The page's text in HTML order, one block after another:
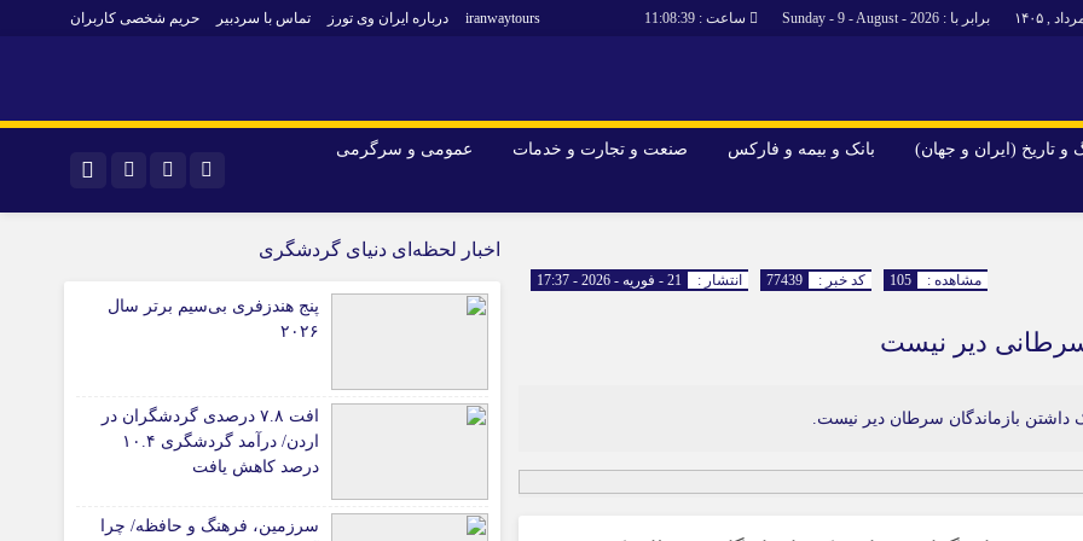
برابر با : Sunday - 9 - August - 2026 ساعت : 11:08:40
iranwaytours درباره ایران وی تورز تماس با سردبیر حریم شخصی کاربران
و تاریخ (ایران و جهان) بانک و بیمه و فارکس صنعت و تجارت و خدمات عمومی و سرگرمی
اینستاگرام
و هتل‌ها و
گزارش‌های خبری میراث فرهنگی
ارزدیجیتال
صنعت و تجارت و خدمات
اقتصاد گردشگری
انتشار : 21 - فوریه - 2026 - 17:37 کد خبر : 77439 مشاهده : 105
دیر نیست
بازماندگان سرطان دیر نیست.
اخبار لحظه‌ای دنیای گردشگری
پنج هندزفری بی‌سیم برتر سال
۲۰۲۶
افت ۷.۸ درصدی گردشگران در
اردن/ درآمد گردشگری ۱۰.۴
درصد کاهش یافت
سرزمین، فرهنگ و حافظه/ چرا